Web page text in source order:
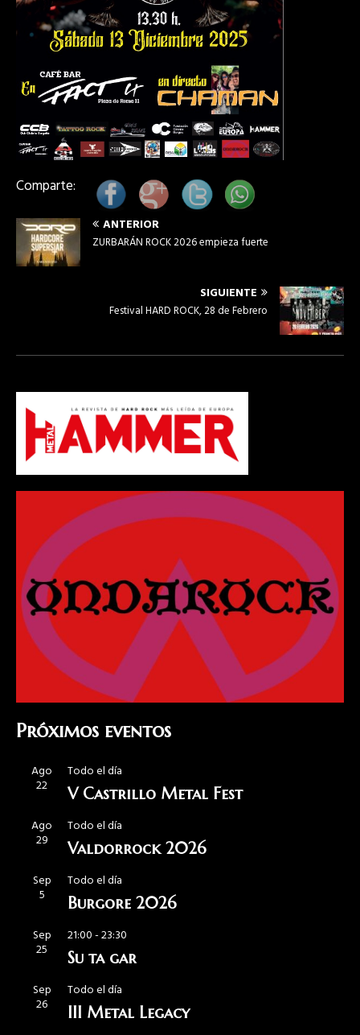
Comparte:
ANTERIOR
ZURBARÁN ROCK 2026 empieza fuerte
SIGUIENTE
Festival HARD ROCK, 28 de Febrero
Próximos eventos
Ago
22
Todo el día
V Castrillo Metal Fest
Ago
29
Todo el día
Valdorrock 2026
Sep
5
Todo el día
Burgore 2026
Sep
25
21:00-23:30
Su ta gar
Sep
26
Todo el día
III Metal Legacy